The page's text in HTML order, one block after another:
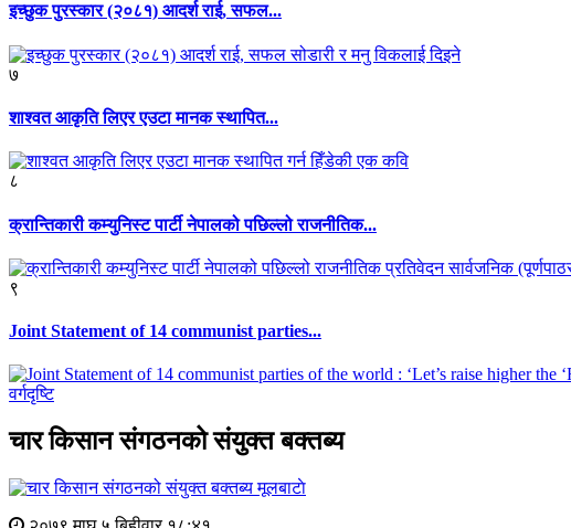
इच्छुक पुरस्कार (२०८१) आदर्श राई, सफल...
७
शाश्वत आकृति लिएर एउटा मानक स्थापित...
८
क्रान्तिकारी कम्युनिस्ट पार्टी नेपालको पछिल्लो राजनीतिक...
९
Joint Statement of 14 communist parties...
वर्गदृष्टि
चार किसान संगठनको संयुक्त बक्तब्य
मूलबाटाे